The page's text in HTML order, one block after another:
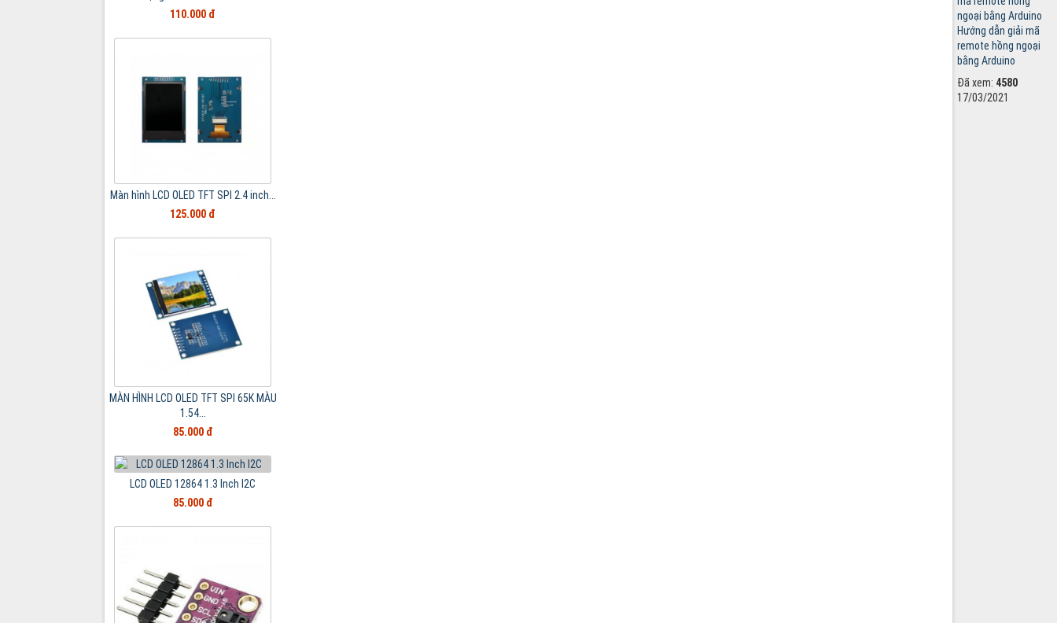
110.000 đ
Màn hình LCD OLED TFT SPI 2.4 inch...
125.000 đ
MÀN HÌNH LCD OLED TFT SPI 65K MÀU
1.54...
85.000 đ
LCD OLED 12864 1.3 Inch I2C
85.000 đ
Hướng dẫn giải mã
remote hồng ngoại
bằng Arduino
Đã xem: 4580
17/03/2021